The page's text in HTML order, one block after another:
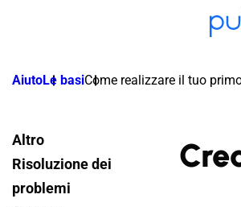
AiutoLe basiCome realizzare il tuo
Altro
Risoluzione dei
problemi